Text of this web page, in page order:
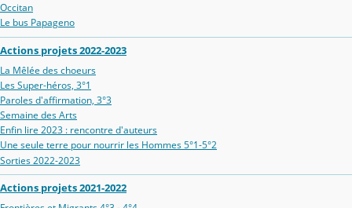
Occitan
Le bus Papageno
Actions projets 2022-2023
La Mêlée des choeurs
Les Super-héros, 3°1
Paroles d'affirmation, 3°3
Semaine des Arts
Enfin lire 2023 : rencontre d'auteurs
Une seule terre pour nourrir les Hommes 5°1-5°2
Sorties 2022-2023
Actions projets 2021-2022